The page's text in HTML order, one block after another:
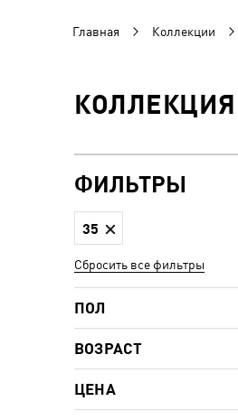
Главная Коллекции
КОЛЛЕКЦИЯ
ФИЛЬТРЫ
35
Сбросить все фильтры
ПОЛ
ВОЗРАСТ
ЦЕНА